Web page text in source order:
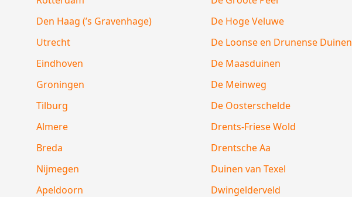
Den Haag (’s Gravenhage)
Utrecht
Eindhoven
Groningen
Tilburg
Almere
Breda
Nijmegen
Apeldoorn
De Hoge Veluwe
De Loonse en Drunense Duinen
De Maasduinen
De Meinweg
De Oosterschelde
Drents-Friese Wold
Drentsche Aa
Duinen van Texel
Dwingelderveld